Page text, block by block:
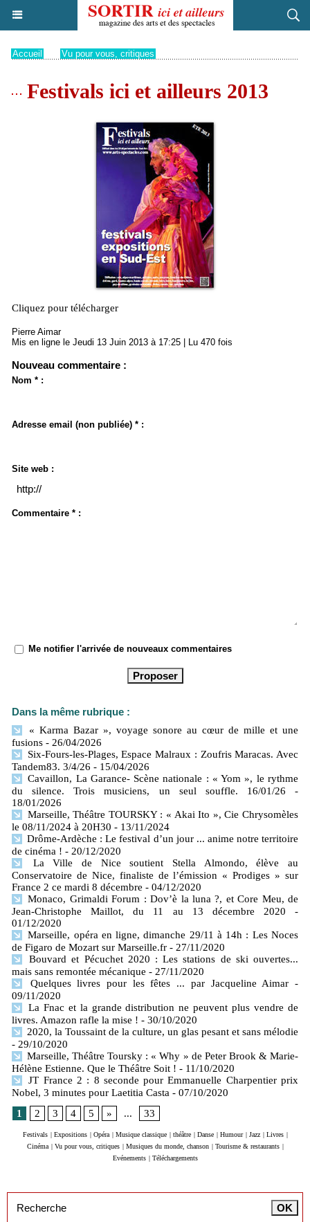
Accueil Vu pour vous, critiques
Festivals ici et ailleurs 2013
Cliquez pour télécharger
Pierre Aimar
Mis en ligne le Jeudi 13 Juin 2013 à 17:25 | Lu 470 fois
Nouveau commentaire :
Nom * :
Adresse email (non publiée) * :
Site web :
Commentaire * :
Me notifier l'arrivée de nouveaux commentaires
Dans la même rubrique :
« Karma Bazar », voyage sonore au cœur de mille et une
fusions - 26/04/2026
Six-Fours-les-Plages, Espace Malraux : Zoufris Maracas. Avec
Tandem83. 3/4/26 - 15/04/2026
Cavaillon, La Garance- Scène nationale : « Yom », le rythme
du silence. Trois musiciens, un seul souffle. 16/01/26
-
18/01/2026
Marseille, Théâtre TOURSKY : « Akai Ito », Cie Chrysomèles
le 08/11/2024 à 20H30 - 13/11/2024
Drôme-Ardèche : Le festival d’un jour ... anime notre territoire
de cinéma ! - 20/12/2020
La Ville de Nice soutient Stella Almondo, élève au
Conservatoire de Nice, finaliste de l’émission « Prodiges » sur
France 2 ce mardi 8 décembre - 04/12/2020
Monaco, Grimaldi Forum : Dov’è la luna ?, et Core Meu, de
Jean-Christophe Maillot, du 11 au 13 décembre 2020
-
01/12/2020
Marseille, opéra en ligne, dimanche 29/11 à 14h : Les Noces
de Figaro de Mozart sur Marseille.fr - 27/11/2020
Bouvard et Pécuchet 2020 : Les stations de ski ouvertes...
mais sans remontée mécanique - 27/11/2020
Quelques livres pour les fêtes ... par Jacqueline Aimar -
09/11/2020
La Fnac et la grande distribution ne peuvent plus vendre de
livres. Amazon rafle la mise ! - 30/10/2020
2020, la Toussaint de la culture, un glas pesant et sans mélodie
- 29/10/2020
Marseille, Théâtre Toursky : « Why » de Peter Brook & Marie-
Hélène Estienne. Que le Théâtre Soit ! - 11/10/2020
JT France 2 : 8 seconde pour Emmanuelle Charpentier prix
Nobel, 3 minutes pour Laetitia Casta - 07/10/2020
1
2 3 4 5 » ... 33
Festivals Expositions Opéra Musique classique théâtre Danse Humour Jazz Livres
Cinéma
Vu pour vous, critiques Musiques du monde, chanson Tourisme & restaurants
Evénements
Téléchargements